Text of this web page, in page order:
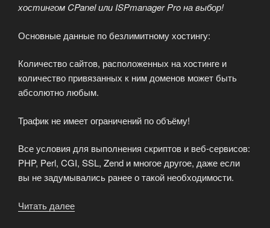
хостингом CPanel или ISPmanager Pro на выбор!
Основные данные по безлимитному хостингу:
Количество сайтов, расположенных на хостинге и
количество привязанных к ним доменов может быть
абсолютно любым.
Трафик не имеет ограничений по объёму!
Все условия для выполнения скриптов и веб-сервисов:
PHP, Perl, CGI, SSL, Zend и многое другое, даже если
вы не задумывались ранее о такой необходимости.
Читать далее